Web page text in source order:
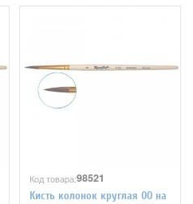
Код товара:98521
Кисть колонок круглая 00 на